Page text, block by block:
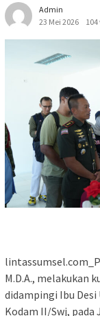
Admin
23 Mei 2026
M.D.A., melakukan
didampingi Ibu
Kodam II/Swj, pada